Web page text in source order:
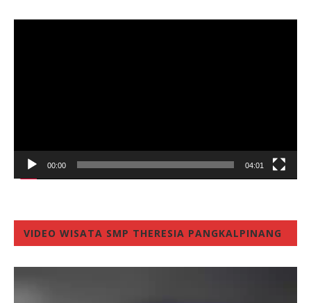
00:00 04:01
VIDEO WISATA SMP THERESIA PANGKALPINANG